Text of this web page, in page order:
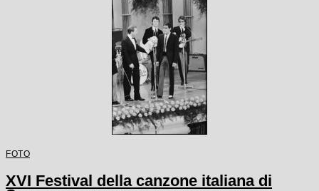
FOTO
XVI Festival della canzone italiana di